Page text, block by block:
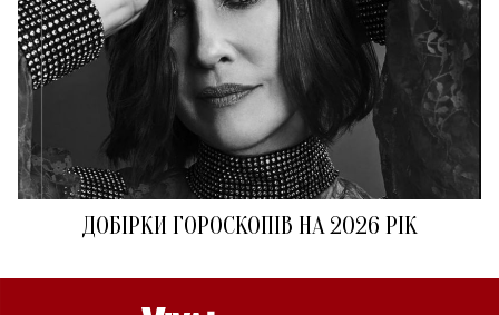
ДОБІРКИ ГОРОСКОПІВ НА 2026 РІК